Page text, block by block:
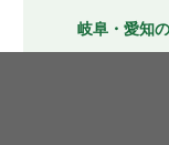
岐阜・愛知